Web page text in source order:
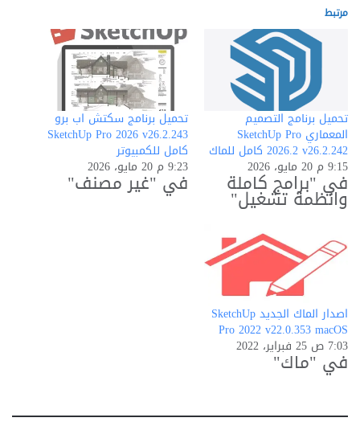
مرتبط
تحميل برنامج التصميم
المعماري SketchUp Pro
2026.2 v26.2.242 كامل للماك
9:15 م 20 مايو، 2026
في "برامج كاملة
وانظمة تشغيل"
تحميل برنامج سكتش اب برو
SketchUp Pro 2026 v26.2.243
كامل للكمبيوتر
9:23 م 20 مايو، 2026
في "غير مصنف"
اصدار الماك الجديد SketchUp
Pro 2022 v22.0.353 macOS
7:03 ص 25 فبراير، 2022
في "ماك"